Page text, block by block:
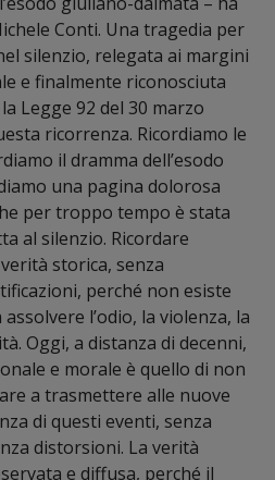
Conti. Una tragedia per
silenzio, relegata ai margini
e finalmente riconosciuta
Legge 92 del 30 marzo
ricorrenza. Ricordiamo le
il dramma dell’esodo
una pagina dolorosa
per troppo tempo è stata
al silenzio. Ricordare
storica, senza
perché non esiste
l’odio, la violenza, la
Oggi, a distanza di decenni,
e morale è quello di non
a trasmettere alle nuove
di questi eventi, senza
distorsioni. La verità
e diffusa, perché il